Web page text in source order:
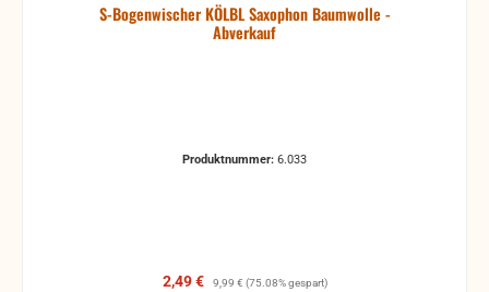
S-Bogenwischer KÖLBL Saxophon Baumwolle -
Abverkauf
Produktnummer: 6.033
Verkaufspreis:
2,49 € Regulärer Preis:
9,99 € (75.08% gespart)